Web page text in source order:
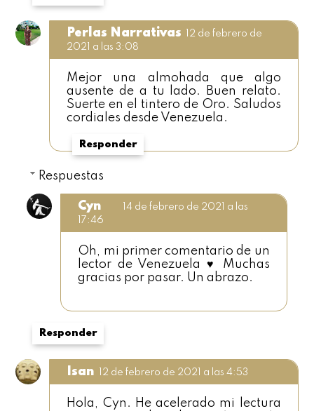
Perlas Narrativas
12 de febrero de
2021 a las 3:08
Mejor una almohada que algo
ausente de a tu lado. Buen relato.
Suerte en el tintero de Oro. Saludos
cordiales desde Venezuela.
Responder
Respuestas
Cyn
14 de febrero de 2021 a las
17:46
Oh, mi primer comentario de un
lector de Venezuela ♥ Muchas
gracias por pasar. Un abrazo.
Responder
Isan 12 de febrero de 2021 a las 4:53
Hola, Cyn. He acelerado mi lectura